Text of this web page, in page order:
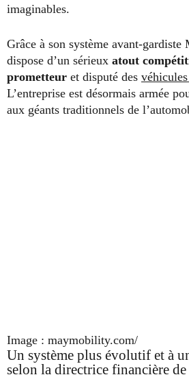
imaginables.
Grâce à son système avant-
dispose d’un sérieux atout
prometteur et disputé des
L’entreprise est désormais armée
aux géants traditionnels de
Image : maymobility.com/
Un système plus évolutif et à
selon la directrice financière